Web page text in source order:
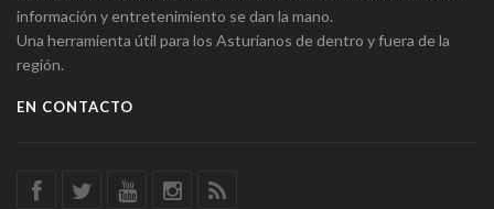
información y entretenimiento se dan la mano.
Una herramienta útil para los Asturianos de dentro y fuera de la
región.
EN CONTACTO